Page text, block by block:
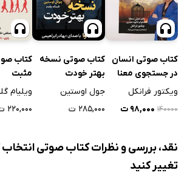
کتاب صوتی انسان
در جستجوی معنا
ویکتور فرانکل
۱۴۰۰۰۰ ۹۸,۰۰۰ ت
کتاب صوتی نسخه
بهتر خودت
جول اوستین
۲۸۵,۰۰۰ ت
کتاب
مثبت
ویلیام
۲۲۰,۰۰۰ ت
نقد، بررسی و نظرات کتاب صوتی انتخاب
تغییر کنید